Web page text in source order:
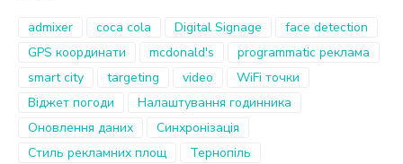
admixer coca cola Digital Signage
face detection
GPS координати
mcdonald's
programmatic реклама
smart city
targeting video
WiFi точки
Віджет погоди
Налаштування годинника
Оновлення даних
Синхронізація
Стиль рекламних площ
Тернопіль